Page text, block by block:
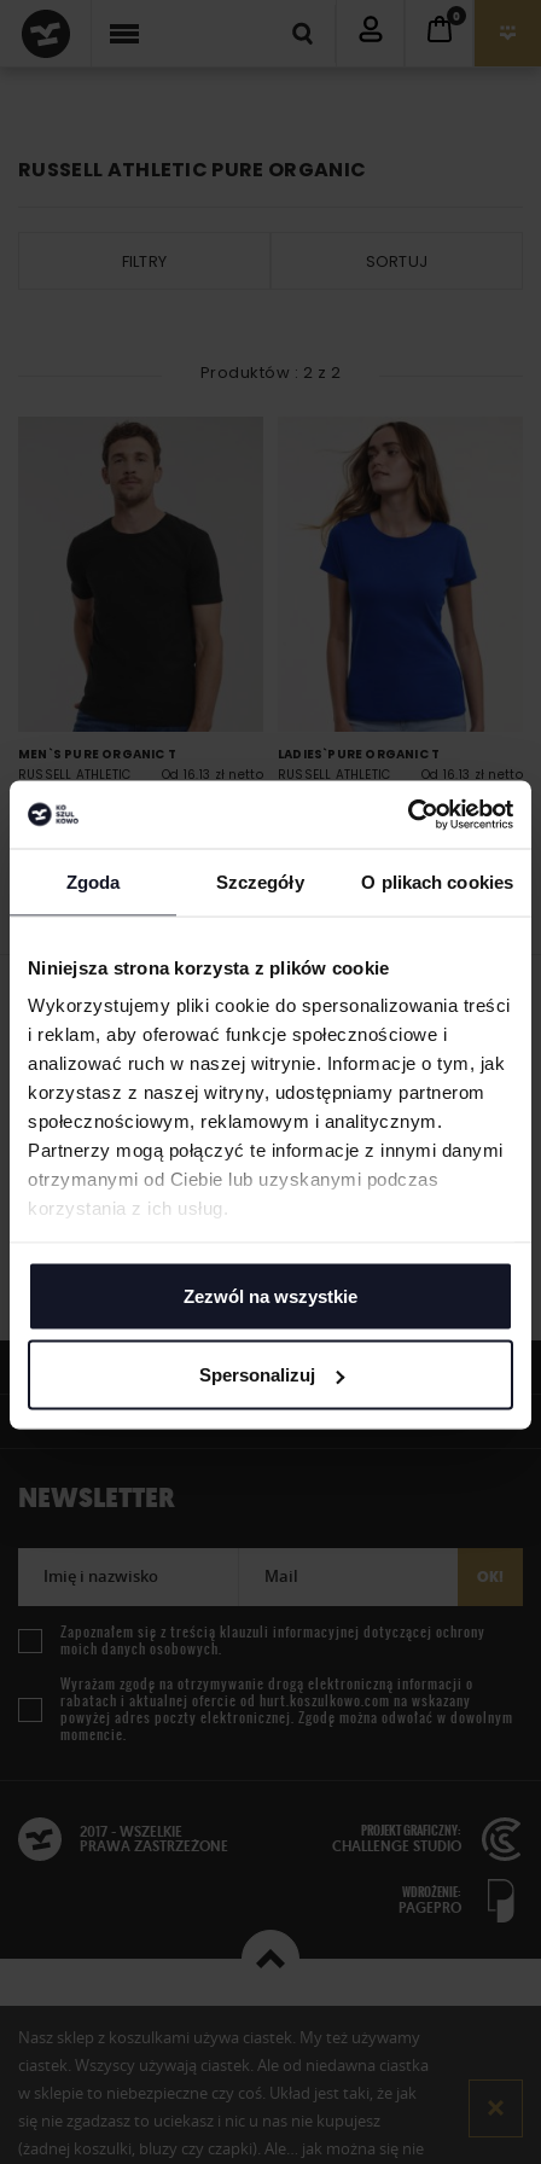
Zgoda Szczegóły O plikach cookies
Niniejsza strona korzysta z plików cookie
Wykorzystujemy pliki cookie do spersonalizowania treści
i reklam, aby oferować funkcje społecznościowe i
analizować ruch w naszej witrynie. Informacje o tym, jak
korzystasz z naszej witryny, udostępniamy partnerom
społecznościowym, reklamowym i analitycznym.
Partnerzy mogą połączyć te informacje z innymi danymi
otrzymanymi od Ciebie lub uzyskanymi podczas
korzystania z ich usług.
Zezwól na wszystkie
Spersonalizuj
0
RUSSELL ATHLETIC PURE ORGANIC
FILTRY SORTUJ
Produktów : 2 z 2
MEN`S PURE ORGANIC T
RUSSELL ATHLETIC
Od 16.13 zł netto
LADIES`PURE ORGANIC T
RUSSELL ATHLETIC
Od 16.13 zł netto
ZAMÓW PRODUKTY ZE ZNAKOWANIEM
ONLINE
NEWSLETTER
Imię i nazwisko Mail OK!
Zapoznałem się z treścią klauzuli informacyjnej dotyczącej ochrony
moich danych osobowych.
Wyrażam zgodę na otrzymywanie drogą elektroniczną informacji o
rabatach i aktualnej ofercie od hurt.koszulkowo.com na wskazany
powyżej adres poczty elektronicznej. Zgodę można odwołać w dowolnym
momencie.
2017 - WSZELKIE
PRAWA ZASTRZEŻONE
PROJEKT GRAFICZNY:
CHALLENGE STUDIO
WDROŻENIE:
PAGEPRO
Nasz sklep z koszulkami używa ciastek. My też używamy
ciastek. Wszyscy używają ciastek. Ale od niedawna ciastka
w sklepie to niebezpieczne czy coś. Układ jest taki, że jak
się nie zgadzasz to uciekasz i nic u nas nie kupujesz
(żadnej koszulki, bluzy czy czapki). Ale… jak można się nie